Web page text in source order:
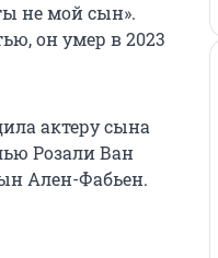
не мой сын».
он умер в 2023
актеру сына
Розали Ван
Ален-Фабьен.